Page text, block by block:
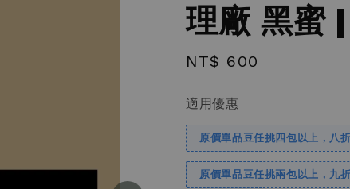
理廠 黑蜜
Regular
NT$ 600
適用優惠
原價單品豆任挑四包以上，八折
原價單品豆任挑兩包以上，九折